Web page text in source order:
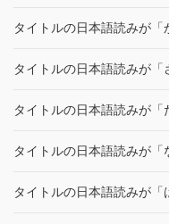
タイトルの日本語読みが
タイトルの日本語読みが
タイトルの日本語読みが
タイトルの日本語読みが
タイトルの日本語読みが